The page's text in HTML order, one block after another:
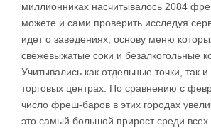
миллионниках насчитывалось 2084
можете и сами проверить исследуя
идет о заведениях, основу меню
свежевыжатые соки и безалкогольные
Учитывались как отдельные точки, так и
торговых центрах. По сравнению с
число фреш-баров в этих городах
это самый большой прирост среди